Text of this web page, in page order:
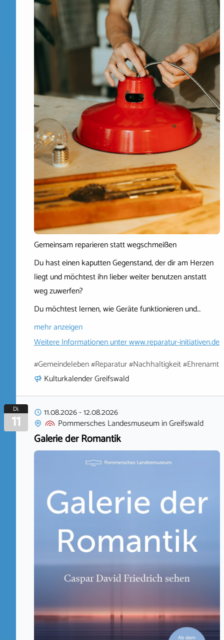
Gemeinsam reparieren statt wegschmeißen
Du hast einen kaputten Gegenstand, der dir am Herzen
liegt und möchtest ihn lieber weiter benutzen anstatt
weg zuwerfen?
Du möchtest lernen, wie Geräte funktionieren und…
mehr anzeigen
Weitere Informationen unterwww.reparatur-initiativen.de
#Gemeindeleben #Reparatur #Nachhaltigkeit #Ehrenamt
Kulturkalender Greifswald
Di.
11 11.08.2026-12.08.2026
Pommersches LandesmuseuminGreifswald
Galerie der Romantik